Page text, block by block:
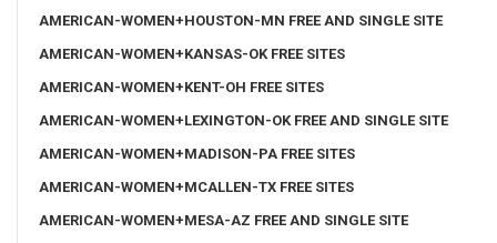
AMERICAN-WOMEN+HOUSTON-MN FREE AND SINGLE SITE
AMERICAN-WOMEN+KANSAS-OK FREE SITES
AMERICAN-WOMEN+KENT-OH FREE SITES
AMERICAN-WOMEN+LEXINGTON-OK FREE AND SINGLE SITE
AMERICAN-WOMEN+MADISON-PA FREE SITES
AMERICAN-WOMEN+MCALLEN-TX FREE SITES
AMERICAN-WOMEN+MESA-AZ FREE AND SINGLE SITE